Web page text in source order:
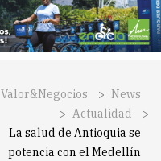
Valor&Negocios > News
> Actualidad
>
La salud de Antioquia se
potencia con el Medellín